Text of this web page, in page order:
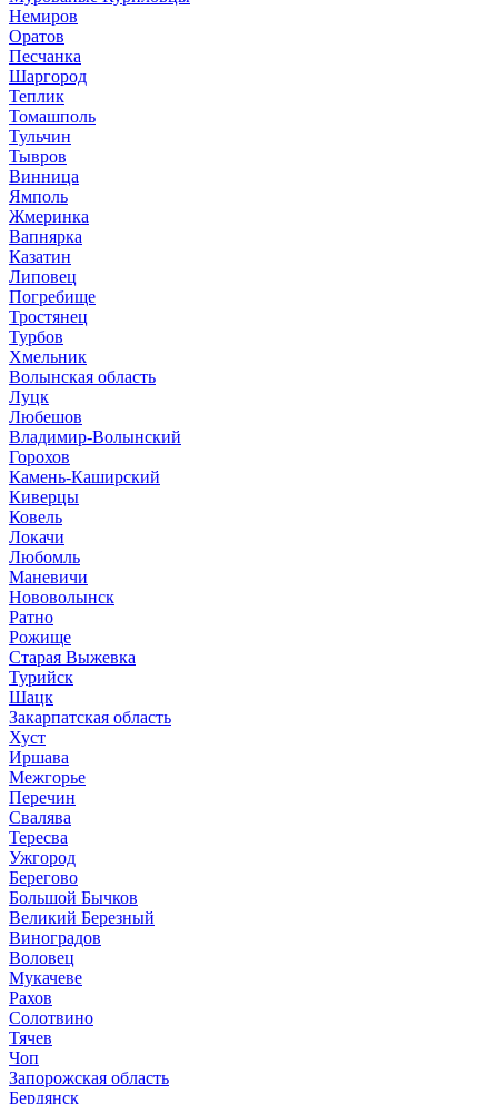
Немиров
Оратов
Песчанка
Шаргород
Теплик
Томашполь
Тульчин
Тывров
Винница
Ямполь
Жмеринка
Вапнярка
Казатин
Липовец
Погребище
Тростянец
Турбов
Хмельник
Волынская область
Луцк
Любешов
Владимир-Волынский
Горохов
Камень-Каширский
Киверцы
Ковель
Локачи
Любомль
Маневичи
Нововолынск
Ратно
Рожище
Старая Выжевка
Турийск
Шацк
Закарпатская область
Хуст
Иршава
Межгорье
Перечин
Свалява
Тересва
Ужгород
Берегово
Большой Бычков
Великий Березный
Виноградов
Воловец
Мукачеве
Рахов
Солотвино
Тячев
Чоп
Запорожская область
Бердянск